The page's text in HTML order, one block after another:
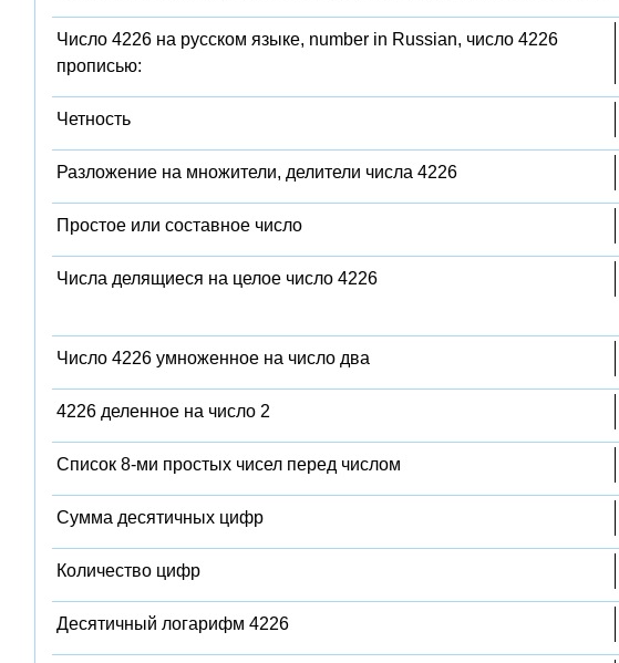
Число 4226 на русском языке, number in Russian, число 4226
прописью:
Четность
Разложение на множители, делители числа 4226
Простое или составное число
Числа делящиеся на целое число 4226
Число 4226 умноженное на число два
4226 деленное на число 2
Список 8-ми простых чисел перед числом
Сумма десятичных цифр
Количество цифр
Десятичный логарифм 4226